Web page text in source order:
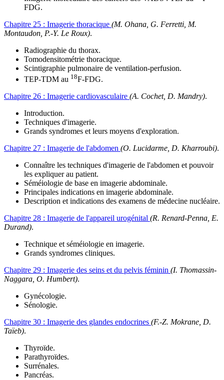
FDG.
Chapitre 25 : Imagerie thoracique (M. Ohana, G. Ferretti, M.
Montaudon, P.-Y. Le Roux).
Radiographie du thorax.
Tomodensitométrie thoracique.
Scintigraphie pulmonaire de ventilation-perfusion.
TEP-TDM au 18F-FDG.
Chapitre 26 : Imagerie cardiovasculaire (A. Cochet, D. Mandry).
Introduction.
Techniques d'imagerie.
Grands syndromes et leurs moyens d'exploration.
Chapitre 27 : Imagerie de l'abdomen (O. Lucidarme, D. Kharroubi).
Connaître les techniques d'imagerie de l'abdomen et pouvoir
les expliquer au patient.
Séméiologie de base en imagerie abdominale.
Principales indications en imagerie abdominale.
Description et indications des examens de médecine nucléaire.
Chapitre 28 : Imagerie de l'appareil urogénital (R. Renard-Penna, E.
Durand).
Technique et séméiologie en imagerie.
Grands syndromes cliniques.
Chapitre 29 : Imagerie des seins et du pelvis féminin (I. Thomassin-
Naggara, O. Humbert).
Gynécologie.
Sénologie.
Chapitre 30 : Imagerie des glandes endocrines (F.-Z. Mokrane, D.
Taïeb).
Thyroïde.
Parathyroïdes.
Surrénales.
Pancréas.